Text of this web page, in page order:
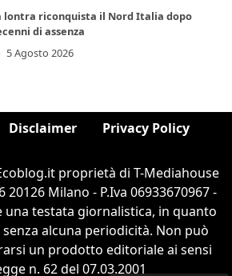
lontra riconquista il Nord Italia dopo
di assenza
5 Agosto 2026
Disclaimer Privacy Policy
proprietà di T-Mediahouse
20126 Milano - P.Iva 06933670967 -
una testata giornalistica, in quanto
alcuna periodicità. Non può
un prodotto editoriale ai sensi
n. 62 del 07.03.2001